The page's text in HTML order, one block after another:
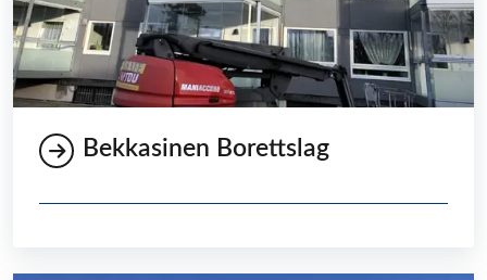
Bekkasinen Borettslag